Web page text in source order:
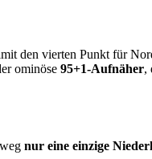
den vierten Punkt für
ominöse 95+1-Aufnäher,
nur eine einzige